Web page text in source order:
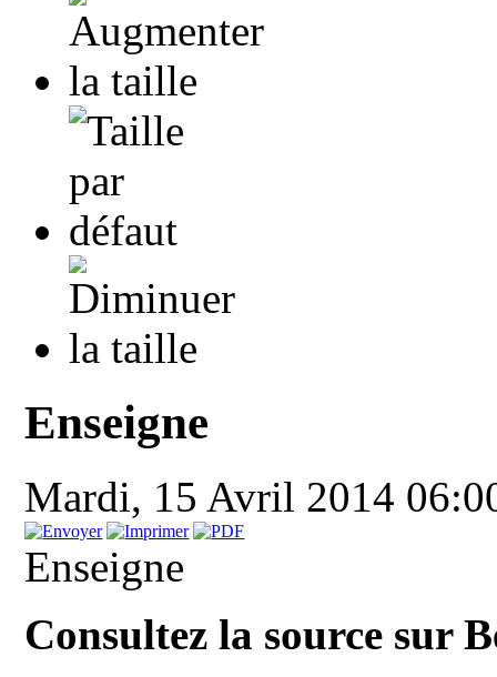
Enseigne
Mardi, 15 Avril 2014
Enseigne
Consultez la source sur